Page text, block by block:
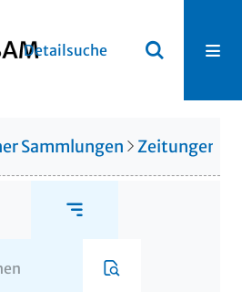
Detailsuche
Sammlungen Zeitungen